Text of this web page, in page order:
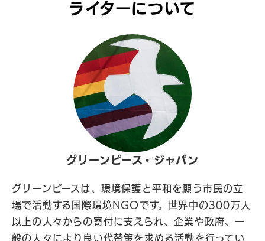
ライターについて
グリーンピース・ジャパン
グリーンピースは、環境保護と平和を願う市民の立
場で活動する国際環境NGOです。世界中の300万人
以上の人々からの寄付に支えられ、企業や政府、一
般の人々により良い代替策を求める活動を行ってい